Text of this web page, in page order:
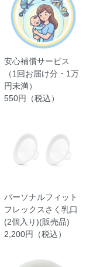
安心補償サービス
（1回お届け分・1万
円未満）
550円（税込）
パーソナルフィット
フレックスさく乳口
(2個入り)(販売品)
2,200円（税込）